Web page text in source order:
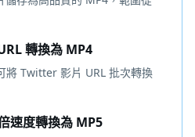
轉換為 MP4
將 Twitter 影片 URL 批次轉換
速度轉換為 MP5